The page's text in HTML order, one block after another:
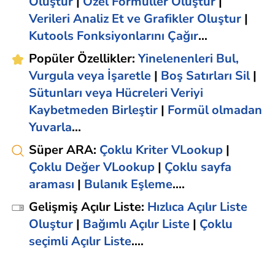
Verileri Analiz Et ve Grafikler Oluştur |
Kutools Fonksiyonlarını Çağır…
Popüler Özellikler:Yinelenenleri Bul,
Vurgula veya İşaretle | Boş Satırları Sil |
Sütunları veya Hücreleri Veriyi
Kaybetmeden Birleştir | Formül olmadan
Yuvarla...
Süper ARA: Çoklu Kriter VLookup |
Çoklu Değer VLookup | Çoklu sayfa
araması | Bulanık Eşleme....
Gelişmiş Açılır Liste: Hızlıca Açılır Liste
Oluştur | Bağımlı Açılır Liste | Çoklu
seçimli Açılır Liste....